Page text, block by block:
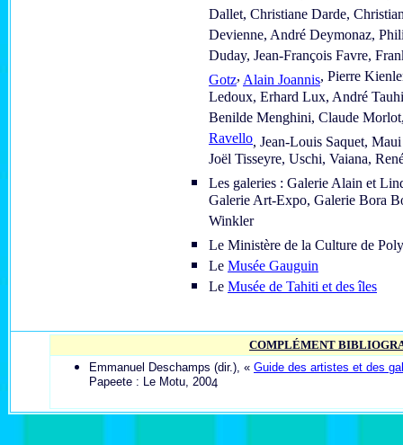
Dallet, Christiane Darde,
Devienne, André Deymonaz,
Duday, Jean-François Favre,
Gotz, Alain Joannis, Pierre
Ledoux, Erhard Lux, André
Benilde Menghini, Claude
Ravello, Jean-Louis Saquet,
Joël Tisseyre, Uschi, Vaiana,
Les galeries : Galerie Alain et
Galerie Art-Expo, Galerie Bora
Winkler
Le Ministère de la Culture de
Le Musée Gauguin
Le Musée de Tahiti et des îles
COMPLÉMENT
Emmanuel Deschamps (dir.), « Guide des artistes et des
Papeete : Le Motu, 2004